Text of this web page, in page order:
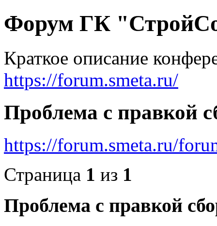
Форум ГК
Краткое описание
https://forum.smeta.ru/
Проблема с правкой
https://forum.smeta.ru/
Страница 1 из 1
Проблема с правкой